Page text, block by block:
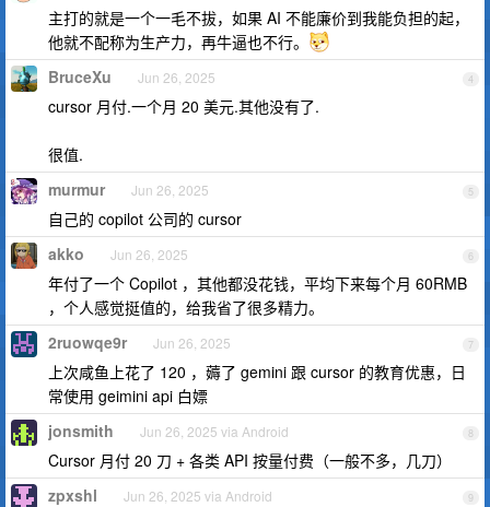
主打的就是一个一毛不拔，如果 AI 不能廉价到我能负担的起，
他就不配称为生产力，再牛逼也不行。
4
BruceXu Jun 26, 2025
cursor 月付.一个月 20 美元.其他没有了.
很值.
5
murmur Jun 26, 2025
自己的 copilot 公司的 cursor
6
akko Jun 26, 2025
年付了一个 Copilot ，其他都没花钱，平均下来每个月 60RMB
，个人感觉挺值的，给我省了很多精力。
7
2ruowqe9r Jun 26, 2025
上次咸鱼上花了 120 ，薅了 gemini 跟 cursor 的教育优惠，日
常使用 geimini api 白嫖
8
jonsmith Jun 26, 2025 via Android
Cursor 月付 20 刀 + 各类 API 按量付费（一般不多，几刀）
9
zpxshl Jun 26, 2025 via Android